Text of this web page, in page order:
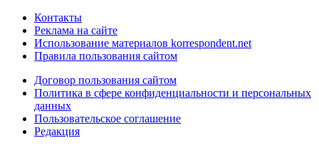
Контакты
Реклама на сайте
Использование материалов korrespondent.net
Правила пользования сайтом
Договор пользования сайтом
Политика в сфере конфиденциальности и персональных
данных
Пользовательское соглашение
Редакция